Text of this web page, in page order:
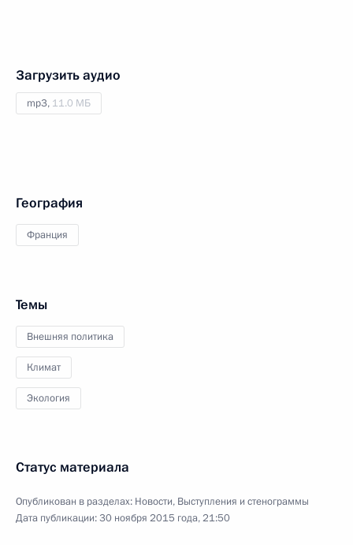
Загрузить аудио
mp3, 11.0 МБ
География
Франция
Темы
Внешняя политика
Климат
Экология
Статус материала
Опубликован в разделах: Новости, Выступления и стенограммы
Дата публикации:30 ноября 2015 года, 21:50